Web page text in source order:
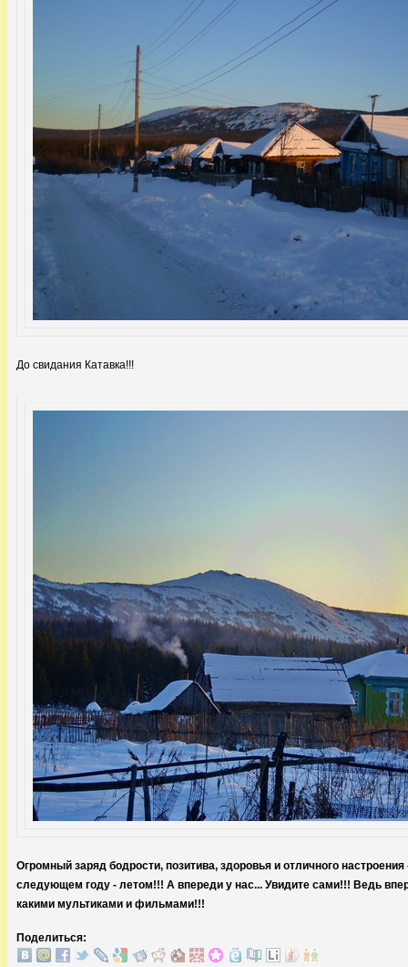
До свидания Катавка!!!
Огромный заряд бодрости, позитива, здоровья и отличного
следующем году - летом!!! А впереди у нас... Увидите сами!!! Ведь
какими мультиками и фильмами!!!
Поделиться: